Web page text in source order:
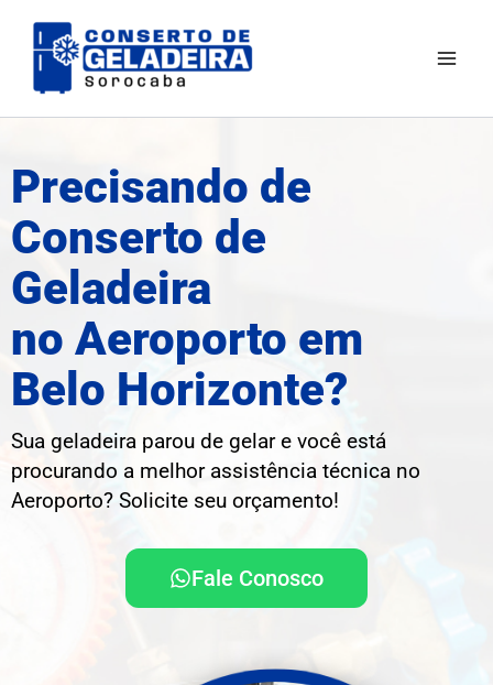
para
Precisando de
Conserto de
Geladeira
no Aeroporto em
Belo Horizonte?
Sua geladeira parou de gelar e você está
procurando a melhor assistência técnica no
Aeroporto? Solicite seu orçamento!
Fale Conosco